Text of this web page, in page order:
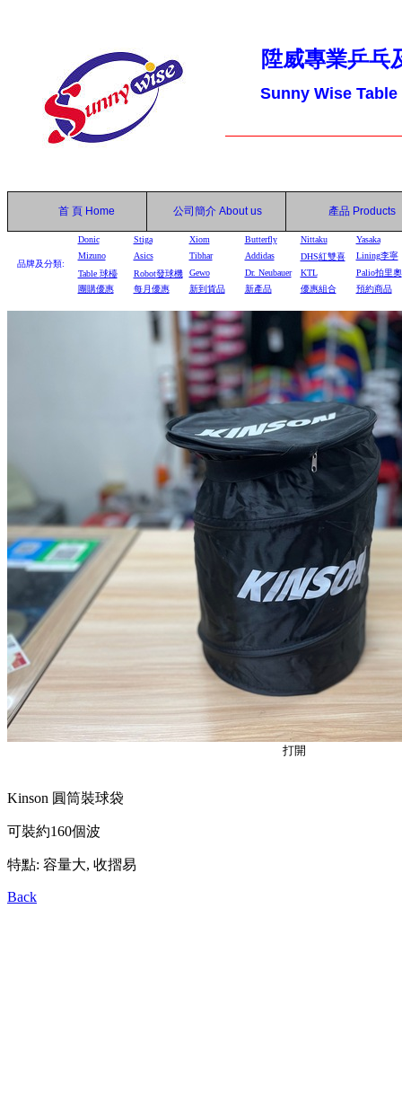
陞威專業乒乓
Sunny Wise
首 頁 Home 公司簡介 About us 產品 Products
品牌及分類:
Donic Stiga Xiom Butterfly Nittaku
Yasaka
Mizuno
Asics Tibhar Addidas DHS紅雙喜
Lining李寧
Table 球檯 Robot發球機 Gewo Dr. Neubauer KTL
Palio拍里奧
團購優惠
每月優惠 新到貨品 新產品 優惠組合 預約商品
打開
Kinson 圓筒裝球袋
可裝約160個波
特點: 容量大, 收摺易
Back